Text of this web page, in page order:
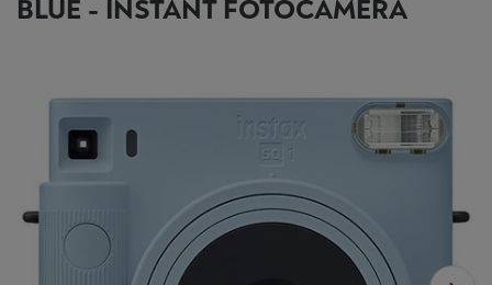
BLUE - INSTANT FOTOCAMERA